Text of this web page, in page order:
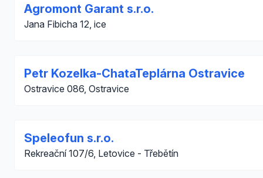
Agromont Garant s.r.o.
Jana Fibicha 12, ice
Petr Kozelka-ChataTeplárna Ostravice
Ostravice 086, Ostravice
Speleofun s.r.o.
Rekreační 107/6, Letovice - Třebětín